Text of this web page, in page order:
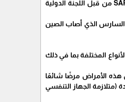
إن الفيروس التاجي الذي بدأ في ووهان الصينية هو فيروس لم يسبق له مثيل قبل تفشي المرض.، وقد تم تسميته باسم SARS-CoV-2 من قبل اللجنة الدولية
"شقيقة" لمرض السارس الذي أصاب الصين
المختلفة بما في ذلك
الأمراض مرضًا شائعًا
شدة (متلازمة الجهاز التنفسي